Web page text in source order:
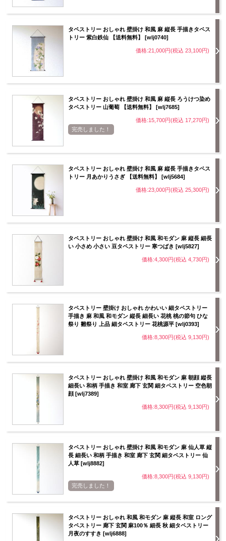
タペストリー おしゃれ 壁掛け 和風 麻 縦長 手描きタペス
トリー 紫白鉄仙 【送料無料】 [wlj0740]
価格:21,000円(税込 23,100円)
タペストリー おしゃれ 壁掛け 和風 麻 縦長 ろうけつ染め
タペストリー 山葡萄 【送料無料】 [wlj7685]
価格:15,700円(税込 17,270円)
完売しました！
タペストリー おしゃれ 壁掛け 和風 麻 縦長 手描きタペス
トリー 月あかりうさぎ 【送料無料】 [wlj5684]
価格:23,000円(税込 25,300円)
タペストリー おしゃれ 壁掛け 和風 和モダン 麻 縦長 細長
い 小さめ 小さい 豆タペストリー 寒つばき [wlj5827]
価格:4,300円(税込 4,730円)
タペストリー 壁掛け おしゃれ かわいい 細タペストリー
手描き 麻 和風 和モダン 縦長 細長い 花桃 桃の節句 ひな
祭り 雛祭り 上品 細タペストリー 花桃源平 [wlj0393]
価格:8,300円(税込 9,130円)
タペストリー おしゃれ 壁掛け 和風 和モダン 麻 朝顔 縦長
細長い 和柄 手描き 和室 廊下 玄関 細タペストリー 空色朝
顔 [wlj7389]
価格:8,300円(税込 9,130円)
タペストリー おしゃれ 壁掛け 和風 和モダン 麻 仙人草 縦
長 細長い 和柄 手描き 和室 廊下 玄関 細タペストリー 仙
人草 [wlj8882]
価格:8,300円(税込 9,130円)
完売しました！
タペストリー おしゃれ 和風 和モダン 麻 縦長 和室 ロング
タペストリー 廊下 玄関 麻100％ 細長 秋 細タペストリー
月夜のすすき [wlj6888]